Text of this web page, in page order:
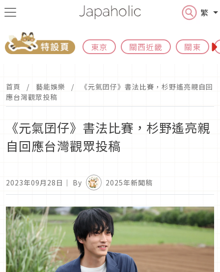
繁
東京 關西近畿 關東
首頁 藝能娛樂
《元氣囝仔》書法比賽，杉野遙亮親自回
應台灣觀眾投稿
《元氣囝仔》書法比賽，杉野遙亮親
自回應台灣觀眾投稿
2023年09月28日 ｜ By 2025年新聞稿